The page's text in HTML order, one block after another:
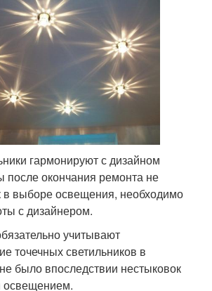
гармонируют с дизайном
окончания ремонта не
в выборе освещения, необходимо
с дизайнером.
учитывают
точечных светильников в
было впоследствии нестыковок
освещением.